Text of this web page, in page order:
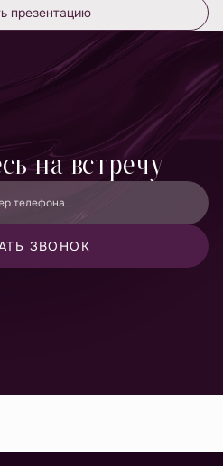
презентацию
на встречу
телефона
ЗВОНОК
и даю согласие